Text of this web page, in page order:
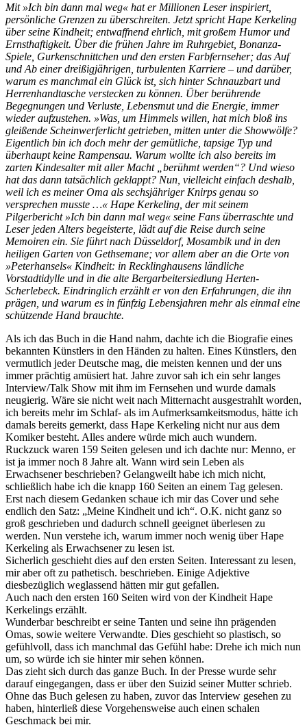
Mit »Ich bin dann mal weg« hat er Millionen Leser inspiriert,
persönliche Grenzen zu überschreiten. Jetzt spricht Hape Kerkeling
über seine Kindheit; entwaffnend ehrlich, mit großem Humor und
Ernsthaftigkeit. Über die frühen Jahre im Ruhrgebiet, Bonanza-
Spiele, Gurkenschnittchen und den ersten Farbfernseher; das Auf
und Ab einer dreißigjährigen, turbulenten Karriere – und darüber,
warum es manchmal ein Glück ist, sich hinter Schnauzbart und
Herrenhandtasche verstecken zu können. Über berührende
Begegnungen und Verluste, Lebensmut und die Energie, immer
wieder aufzustehen. »Was, um Himmels willen, hat mich bloß ins
gleißende Scheinwerferlicht getrieben, mitten unter die Showwölfe?
Eigentlich bin ich doch mehr der gemütliche, tapsige Typ und
überhaupt keine Rampensau. Warum wollte ich also bereits im
zarten Kindesalter mit aller Macht „berühmt werden“? Und wieso
hat das dann tatsächlich geklappt? Nun, vielleicht einfach deshalb,
weil ich es meiner Oma als sechsjähriger Knirps genau so
versprechen musste …« Hape Kerkeling, der mit seinem
Pilgerbericht »Ich bin dann mal weg« seine Fans überraschte und
Leser jeden Alters begeisterte, lädt auf die Reise durch seine
Memoiren ein. Sie führt nach Düsseldorf, Mosambik und in den
heiligen Garten von Gethsemane; vor allem aber an die Orte von
»Peterhansels« Kindheit: in Recklinghausens ländliche
Vorstadtidylle und in die alte Bergarbeitersiedlung Herten-
Scherlebeck. Eindringlich erzählt er von den Erfahrungen, die ihn
prägen, und warum es in fünfzig Lebensjahren mehr als einmal eine
schützende Hand brauchte.
Als ich das Buch in die Hand nahm, dachte ich die Biografie eines
bekannten Künstlers in den Händen zu halten. Eines Künstlers, den
vermutlich jeder Deutsche mag, die meisten kennen und der uns
immer prächtig amüsiert hat. Jahre zuvor sah ich ein sehr langes
Interview/Talk Show mit ihm im Fernsehen und wurde damals
neugierig. Wäre sie nicht weit nach Mitternacht ausgestrahlt worden,
ich bereits mehr im Schlaf- als im Aufmerksamkeitsmodus, hätte ich
damals bereits gemerkt, dass Hape Kerkeling nicht nur aus dem
Komiker besteht. Alles andere würde mich auch wundern.
Ruckzuck waren 159 Seiten gelesen und ich dachte nur: Menno, er
ist ja immer noch 8 Jahre alt. Wann wird sein Leben als
Erwachsener beschrieben? Gelangweilt habe ich mich nicht,
schließlich habe ich die knapp 160 Seiten an einem Tag gelesen.
Erst nach diesem Gedanken schaue ich mir das Cover und sehe
endlich den Satz: „Meine Kindheit und ich“. O.K. nicht ganz so
groß geschrieben und dadurch schnell geeignet überlesen zu
werden. Nun verstehe ich, warum immer noch wenig über Hape
Kerkeling als Erwachsener zu lesen ist.
Sicherlich geschieht dies auf den ersten Seiten. Interessant zu lesen,
mir aber oft zu pathetisch. beschrieben. Einige Adjektive
diesbezüglich weglassend hätten mir gut gefallen.
Auch nach den ersten 160 Seiten wird von der Kindheit Hape
Kerkelings erzählt.
Wunderbar beschreibt er seine Tanten und seine ihn prägenden
Omas, sowie weitere Verwandte. Dies geschieht so plastisch, so
gefühlvoll, dass ich manchmal das Gefühl habe: Drehe ich mich nun
um, so würde ich sie hinter mir sehen können.
Das zieht sich durch das ganze Buch. In der Presse wurde sehr
darauf eingegangen, dass er über den Suizid seiner Mutter schrieb.
Ohne das Buch gelesen zu haben, zuvor das Interview gesehen zu
haben, hinterließ diese Vorgehensweise auch einen schalen
Geschmack bei mir.